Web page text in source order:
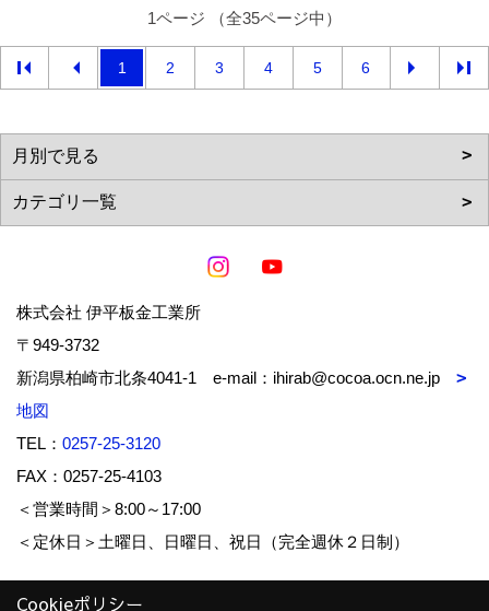
1ページ （全35ページ中）
1 2 3 4 5 6
株式会社 伊平板金工業所
〒949-3732
新潟県柏崎市北条4041-1 e-mail：ihirab@cocoa.ocn.ne.jp
地図
TEL： 0257-25-3120
FAX：0257-25-4103
＜営業時間＞8:00～17:00
＜定休日＞土曜日、日曜日、祝日（完全週休２日制）
Cookieポリシー